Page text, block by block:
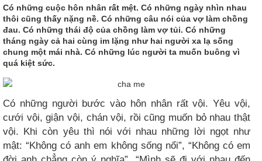
Có những cuộc hôn nhân rất mệt. Có những ngày nhìn nhau
thôi cũng thấy nặng nề. Có những câu nói của vợ làm chồng
đau. Có những thái độ của chồng làm vợ tủi. Có những
tháng ngày cả hai cùng im lặng như hai người xa lạ sống
chung một mái nhà. Có những lúc người ta muốn buông vì
quá kiệt sức.
Có những người bước vào hôn nhân rất vội. Yêu vội,
cưới vội, giận vội, chán vội, rồi cũng muốn bỏ nhau thật
vội. Khi còn yêu thì nói với nhau những lời ngọt như
mật: “Không có anh em không sống nổi”, “Không có em